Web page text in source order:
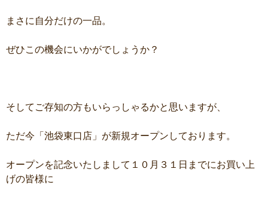
まさに自分だけの一品。
ぜひこの機会にいかがでしょうか？
そしてご存知の方もいらっしゃるかと思いますが、
ただ今「池袋東口店」が新規オープンしております。
オープンを記念いたしまして１０月３１日までにお買い上
げの皆様に